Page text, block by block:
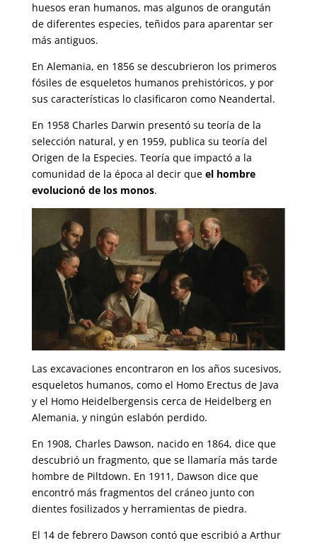
huesos eran humanos, mas algunos de orangután
de diferentes especies, teñidos para aparentar ser
más antiguos.
En Alemania, en 1856 se descubrieron los primeros
fósiles de esqueletos humanos prehistóricos, y por
sus características lo clasificaron como Neandertal.
En 1958 Charles Darwin presentó su teoría de la
selección natural, y en 1959, publica su teoría del
Origen de la Especies. Teoría que impactó a la
comunidad de la época al decir que el hombre
evolucionó de los monos.
Las excavaciones encontraron en los años sucesivos,
esqueletos humanos, como el Homo Erectus de Java
y el Homo Heidelbergensis cerca de Heidelberg en
Alemania, y ningún eslabón perdido.
En 1908, Charles Dawson, nacido en 1864, dice que
descubrió un fragmento, que se llamaría más tarde
hombre de Piltdown. En 1911, Dawson dice que
encontró más fragmentos del cráneo junto con
dientes fosilizados y herramientas de piedra.
El 14 de febrero Dawson contó que escribió a Arthur